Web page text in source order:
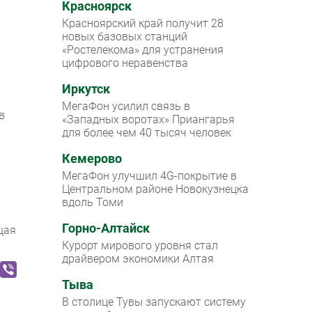
Красноярск
Красноярский край получит 28
новых базовых станций
«Ростелекома» для устранения
цифрового неравенства
Иркутск
МегаФон усилил связь в
«Западных воротах» Приангарья
для более чем 40 тысяч человек
Кемерово
МегаФон улучшил 4G-покрытие в
Центральном районе Новокузнецка
вдоль Томи
Горно-Алтайск
Курорт мирового уровня стал
драйвером экономики Алтая
Тыва
В столице Тувы запускают систему